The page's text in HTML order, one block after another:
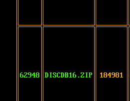
62948 DISCDB16.ZIP 184981